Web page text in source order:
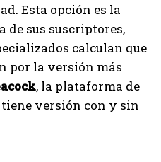
Esta opción es la
sus suscriptores,
calculan que
por la versión más
, la plataforma de
versión con y sin